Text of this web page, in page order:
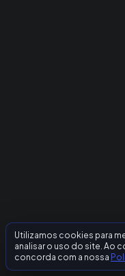
Utilizamos cookies para
analisar o uso do site. Ao
concorda com a nossa